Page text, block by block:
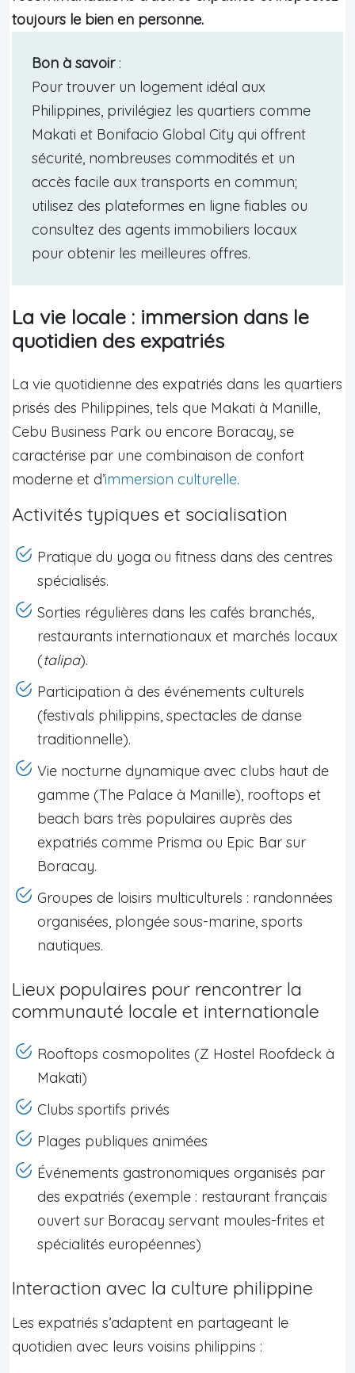
toujours le bien en personne.
Bon à savoir:
Pour trouver un logement idéal aux
Philippines, privilégiez les quartiers comme
Makati et Bonifacio Global City qui offrent
sécurité, nombreuses commodités et un
accès facile aux transports en commun;
utilisez des plateformes en ligne fiables ou
consultez des agents immobiliers locaux
pour obtenir les meilleures offres.
La vie locale : immersion dans le
quotidien des expatriés
La vie quotidienne des expatriés dans les quartiers
prisés des Philippines, tels que Makati à Manille,
Cebu Business Park ou encore Boracay, se
caractérise par une combinaison de confort
moderne et d’immersion culturelle.
Activités typiques et socialisation
Pratique du yoga ou fitness dans des centres
spécialisés.
Sorties régulières dans les cafés branchés,
restaurants internationaux et marchés locaux
(talipa).
Participation à des événements culturels
(festivals philippins, spectacles de danse
traditionnelle).
Vie nocturne dynamique avec clubs haut de
gamme (The Palace à Manille), rooftops et
beach bars très populaires auprès des
expatriés comme Prisma ou Epic Bar sur
Boracay.
Groupes de loisirs multiculturels : randonnées
organisées, plongée sous-marine, sports
nautiques.
Lieux populaires pour rencontrer la
communauté locale et internationale
Rooftops cosmopolites (Z Hostel Roofdeck à
Makati)
Clubs sportifs privés
Plages publiques animées
Événements gastronomiques organisés par
des expatriés (exemple : restaurant français
ouvert sur Boracay servant moules-frites et
spécialités européennes)
Interaction avec la culture philippine
Les expatriés s’adaptent en partageant le
quotidien avec leurs voisins philippins :